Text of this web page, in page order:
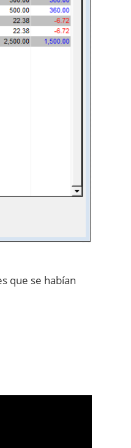
que se habían